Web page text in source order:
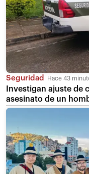
Seguridad Hace 43
Investigan ajuste de
asesinato de un